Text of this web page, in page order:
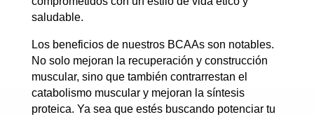
saludable.
Los beneficios de nuestros BCAAs son notables.
No solo mejoran la recuperación y construcción
muscular, sino que también contrarrestan el
catabolismo muscular y mejoran la síntesis
proteica. Ya sea que estés buscando potenciar tu